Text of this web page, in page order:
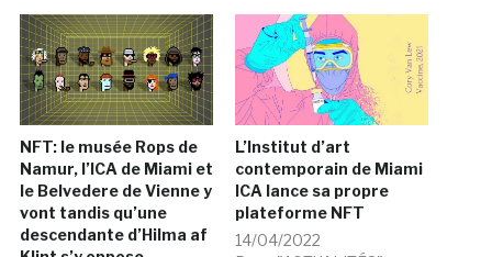
NFT: le musée Rops de
Namur, l’ICA de Miami et
le Belvedere de Vienne y
vont tandis qu’une
descendante d’Hilma af
L’Institut d’art
contemporain de Miami
ICA lance sa propre
plateforme NFT
14/04/2022